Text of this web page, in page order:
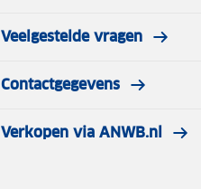
Veelgestelde vragen
Contactgegevens
Verkopen via ANWB.nl